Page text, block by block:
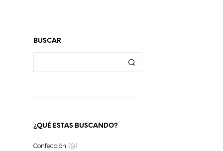
BUSCAR
¿QUÉ ESTAS BUSCANDO?
Confección (9)